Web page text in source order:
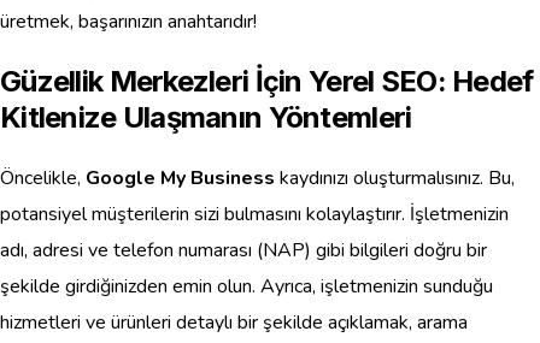
üretmek, başarınızın anahtarıdır!
Güzellik Merkezleri İçin Yerel SEO: Hedef
Kitlenize Ulaşmanın Yöntemleri
Öncelikle, Google My Business kaydınızı oluşturmalısınız. Bu,
potansiyel müşterilerin sizi bulmasını kolaylaştırır. İşletmenizin
adı, adresi ve telefon numarası (NAP) gibi bilgileri doğru bir
şekilde girdiğinizden emin olun. Ayrıca, işletmenizin sunduğu
hizmetleri ve ürünleri detaylı bir şekilde açıklamak, arama